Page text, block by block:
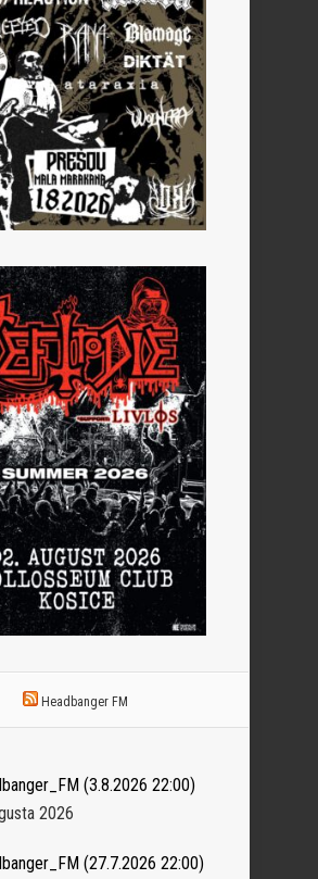
Headbanger FM
(3.8.2026 22:00)
2026
(27.7.2026 22:00)